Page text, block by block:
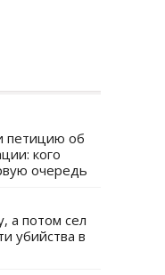
петицию об
кого
очередь
а потом сел
убийства в